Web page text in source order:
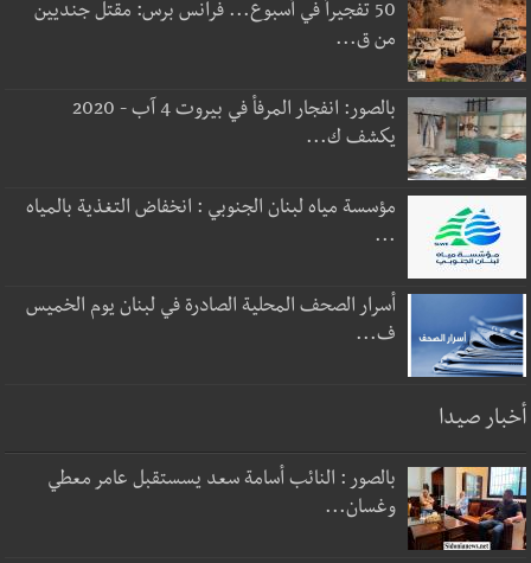
50 تفجيراً في أسبوع... فرانس برس: مقتل جنديين
من ق...
بالصور: انفجار المرفأ في بيروت 4 آب - 2020
يكشف ك...
مؤسسة مياه لبنان الجنوبي : انخفاض التغذية بالمياه
...
أسرار الصحف المحلية الصادرة في لبنان يوم الخميس
ف...
أخبار صيدا
بالصور : النائب أسامة سعد يسستقبل عامر معطي
وغسان...